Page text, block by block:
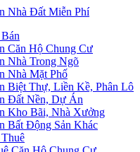
Căn Hộ Chung Cư
Nhà Trong Ngõ
Nhà Mặt Phố
Biệt Thự, Liền Kề, Phân Lô
Đất Nền, Dự Án
Kho Bãi, Nhà Xưởng
Bất Động Sản Khác